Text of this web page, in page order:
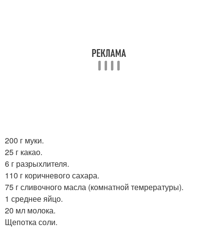
200 г муки.
25 г какао.
6 г разрыхлителя.
110 г коричневого сахара.
75 г сливочного масла (комнатной темрературы).
1 среднее яйцо.
20 мл молока.
Щепотка соли.